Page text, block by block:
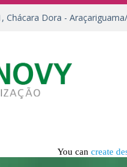
Chácara Dora -
You can create